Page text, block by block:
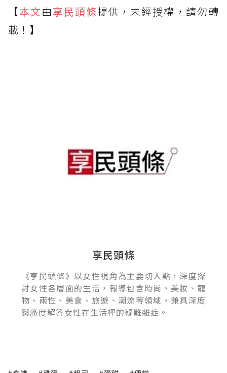
【本文由享民頭條提供，未經授權，請勿轉
載！】
享民頭條
《享民頭條》以女性視角為主要切入點，深度探
討女性各層面的生活，報導包含時尚、美妝、寵
物、兩性、美食、旅遊、潮流等領域，兼具深度
與廣度解答女性在生活裡的疑難雜症。